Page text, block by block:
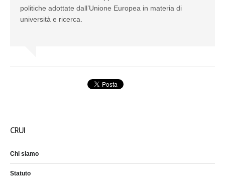
politiche adottate dall’Unione Europea in materia di
università e ricerca.
CRUI
Chi siamo
Statuto